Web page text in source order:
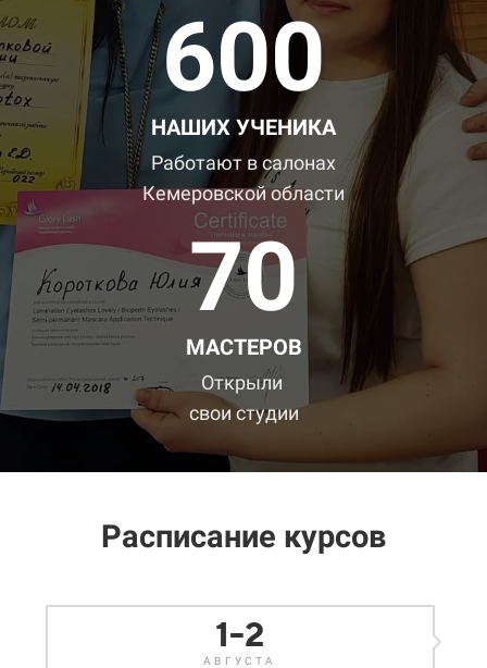
600
НАШИХ УЧЕНИКА
Работают всалонах
Кемеровской области
70
МАСТЕРОВ
Открыли
свои студии
Расписание курсов
1-2
АВГУСТА